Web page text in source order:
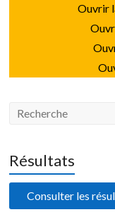
Ouvrir
Résultats
Consulter les